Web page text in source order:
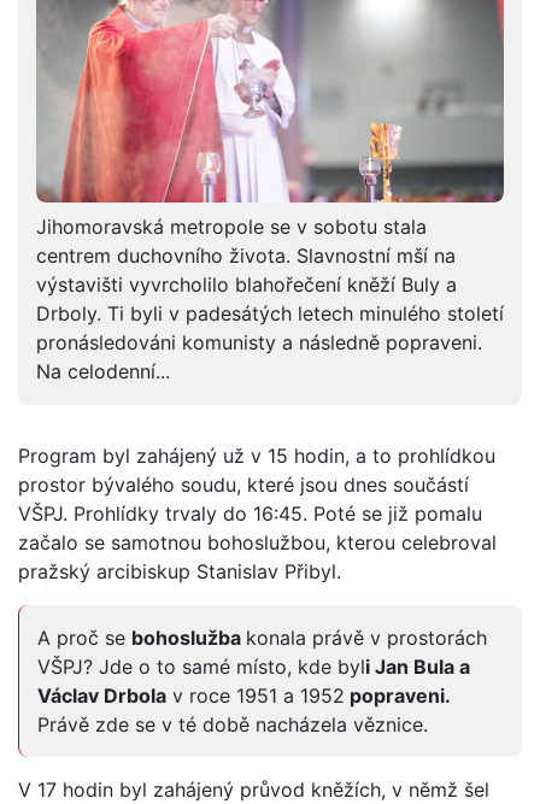
Jihomoravská metropole se v sobotu stala
centrem duchovního života. Slavnostní mší na
výstavišti vyvrcholilo blahořečení kněží Buly a
Drboly. Ti byli v padesátých letech minulého století
pronásledováni komunisty a následně popraveni.
Na celodenní...
Program byl zahájený už v 15 hodin, a to prohlídkou
prostor bývalého soudu, které jsou dnes součástí
VŠPJ. Prohlídky trvaly do 16:45. Poté se již pomalu
začalo se samotnou bohoslužbou, kterou celebroval
pražský arcibiskup Stanislav Přibyl.
A proč se bohoslužba konala právě v prostorách
VŠPJ? Jde o to samé místo, kde byli Jan Bula a
Václav Drbola v roce 1951 a 1952 popraveni.
Právě zde se v té době nacházela věznice.
V 17 hodin byl zahájený průvod kněžích, v němž šel